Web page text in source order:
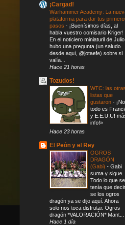
¡Cargad!
Warhammer Academy: La
plataforma para dar tus
pasos - ¡Buenísimos días, al
habla vuestro comisario Kriger!
En el noticiero miniaturil de Julio,
hubo una pregunta (un saludo
desde aquí, @jotaefe) sobre si
valía...
Hace 21 horas
Tozudos!
WTC: las otras
listas que
gustaron - ¡No
todo es
y E.E.U.U!
info!»
Hace 23 horas
El Peón y el Rey
OGROS
DRAGÓN
(Gabi) - Gabi
suma y sigue.
Todo lo que se
tenía que decir
se los ogros
dragón ya se dijo aquí. Ahora
solo nos toca disfrutar. Ogros
dragón *VALORACIÓN* Mant...
Hace 1 día